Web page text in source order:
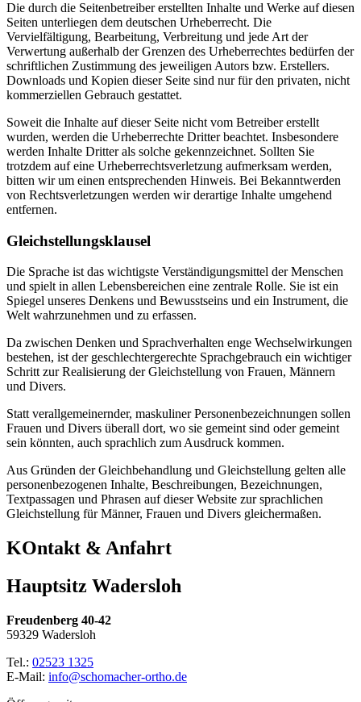
Die durch die Seitenbetreiber erstellten Inhalte und Werke auf diesen
Seiten unterliegen dem deutschen Urheberrecht. Die
Vervielfältigung, Bearbeitung, Verbreitung und jede Art der
Verwertung außerhalb der Grenzen des Urheberrechtes bedürfen der
schriftlichen Zustimmung des jeweiligen Autors bzw. Erstellers.
Downloads und Kopien dieser Seite sind nur für den privaten, nicht
kommerziellen Gebrauch gestattet.
Soweit die Inhalte auf dieser Seite nicht vom Betreiber erstellt
wurden, werden die Urheberrechte Dritter beachtet. Insbesondere
werden Inhalte Dritter als solche gekennzeichnet. Sollten Sie
trotzdem auf eine Urheberrechtsverletzung aufmerksam werden,
bitten wir um einen entsprechenden Hinweis. Bei Bekanntwerden
von Rechtsverletzungen werden wir derartige Inhalte umgehend
entfernen.
Gleichstellungsklausel
Die Sprache ist das wichtigste Verständigungsmittel der Menschen
und spielt in allen Lebensbereichen eine zentrale Rolle. Sie ist ein
Spiegel unseres Denkens und Bewusstseins und ein Instrument, die
Welt wahrzunehmen und zu erfassen.
Da zwischen Denken und Sprachverhalten enge Wechselwirkungen
bestehen, ist der geschlechtergerechte Sprachgebrauch ein wichtiger
Schritt zur Realisierung der Gleichstellung von Frauen, Männern
und Divers.
Statt verallgemeinernder, maskuliner Personenbezeichnungen sollen
Frauen und Divers überall dort, wo sie gemeint sind oder gemeint
sein könnten, auch sprachlich zum Ausdruck kommen.
Aus Gründen der Gleichbehandlung und Gleichstellung gelten alle
personenbezogenen Inhalte, Beschreibungen, Bezeichnungen,
Textpassagen und Phrasen auf dieser Website zur sprachlichen
Gleichstellung für Männer, Frauen und Divers gleichermaßen.
KOntakt & Anfahrt
Hauptsitz Wadersloh
Freudenberg 40-42
59329 Wadersloh
Tel.: 02523 1325
E-Mail: info@schomacher-ortho.de